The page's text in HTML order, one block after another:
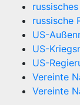
russische
US-
US-
US-
Vereinte
Vereinte